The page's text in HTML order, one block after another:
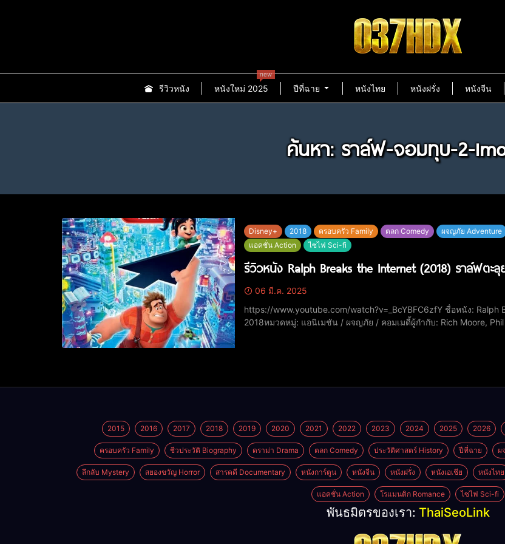
รีวิวหนัง หนังใหม่ 2025
new
ปีที่ฉาย หนังไทย หนังฝรั่ง หนังจีน
ค้นหา: ราล์ฟ-จอมทุบ-2-
Disney+ 2018 ครอบครัว Family ตลก Comedy ผจญภัย Adventure
แอคชั่น Action
ไซไฟ Sci-fi
รีวิวหนัง Ralph Breaks the Internet (2018) ราล์ฟตะลุ
06 มี.ค. 2025
https://www.youtube.com/watch?v=_BcYBFC6zfY ชื่อหนัง: Ralph Breaks the Internet (ราล์ฟตะลุยโลกอินเทอร์เน็ต)ปีที่ฉาย:
2018หมวดหมู่: แอนิเมชัน / ผจญภัย / คอมเมดี้ผู้กำกับ: Rich Moore,
2015 2016 2017 2018 2019 2020 2021 2022 2023 2024 2025 2026
ครอบครัว Family ชีวประวัติ Biography ดราม่า Drama ตลก Comedy ประวัติศาสตร์ History ปีที่ฉาย ผ
ลึกลับ Mystery สยองขวัญ Horror สารคดี Documentary หนังการ์ตูน หนังจีน หนังฝรั่ง หนังเอเชีย หนังไทย
แอคชั่น Action โรแมนติก Romance ไซไฟ Sci-fi
พันธมิตรของเรา: ThaiSeoLink